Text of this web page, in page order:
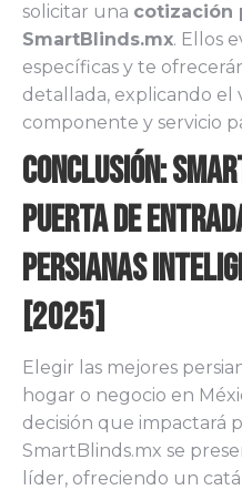
solicitar una cotización
SmartBlinds.mx. Ellos
específicas y te
detallada, explicando el
componente y servicio
Conclusión:
Puerta de
Persianas
[2025]
Elegir las mejores
hogar o negocio en
decisión que impactará
SmartBlinds.mx se
líder, ofreciendo un